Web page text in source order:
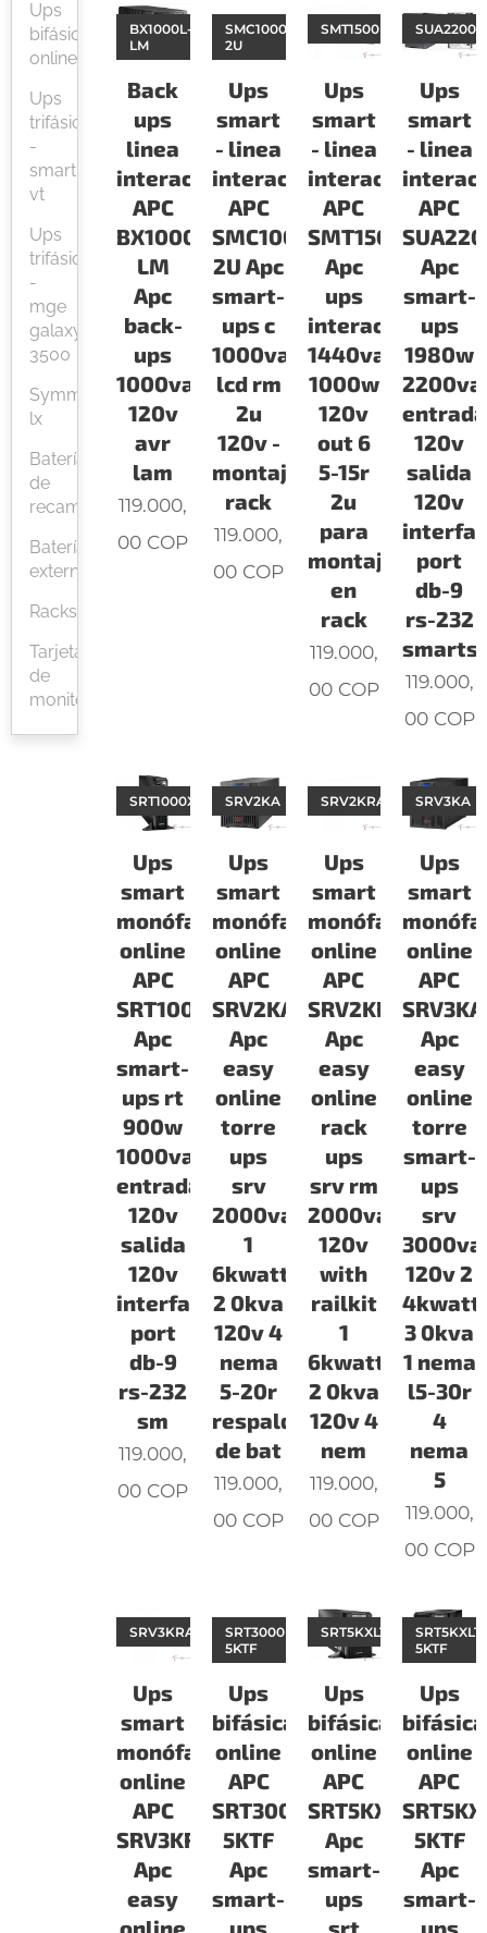
Ups
bifásicas
online
Ups
trifásicas
-
smart
vt
Ups
trifásicas
-
mge
galaxy
3500
Symmetra
lx
Baterías
de
recambio
Baterías
externas
Racks
Tarjetas
de
monitoreo
Back
ups
linea
interactiva
APC
BX1000L-
LM
Apc
back-
ups
1000va
120v
avr
lam
BX1000L-
LM
119.000,
00 COP
Ups
smart
- linea
interactiva
APC
SMC1000-
2U Apc
smart-
ups c
1000va
lcd rm
2u
120v -
montaje
rack
SMC1000-
2U
119.000,
00 COP
Ups
smart
- linea
interactiva
APC
SMT1500RM2U
Apc
ups
interactiva
1440va-
1000w
120v
out 6
5-15r
2u
para
montaje
en
rack
SMT1500RM2U
119.000,
00COP
Ups
smart
- linea
APC
Apc
smart-
ups
1980w
2200va
entrada
120v
salida
120v
port
db-9
rs-232
smarts
SUA2200
119.000,
00COP
Ups
smart
monófasicas
online
APC
SRT1000XLA
Apc
smart-
ups rt
900w
1000va
entrada
120v
salida
120v
interface
port
db-9
rs-232
sm
SRT1000XLA
119.000,
00 COP
Ups
smart
monófasicas
online
APC
SRV2KA
Apc
easy
online
torre
ups
srv
2000va
1
6kwatts
2 0kva
120v 4
nema
5-20r
respaldo
de bat
SRV2KA
119.000,
00 COP
Ups
smart
monófasicas
online
APC
SRV2KRARK
Apc
easy
online
rack
ups
srv rm
2000va
120v
with
railkit
1
6kwatts
2 0kva
120v 4
nem
SRV2KRARK
119.000,
00COP
Ups
smart
online
APC
SRV3KA
Apc
easy
online
torre
smart-
ups
srv
3000va
120v 2
3 0kva
1 nema
l5-30r
4
nema
5
SRV3KA
119.000,
00COP
Ups
smart
monófasicas
online
APC
SRV3KRARK
Apc
easy
online
SRV3KRARK
Ups
bifásicas
online
APC
SRT3000RMXLT-
5KTF
Apc
smart-
ups
SRT3000RMXLT-
5KTF
Ups
bifásicas
online
APC
SRT5KXLT
Apc
smart-
ups
srt
SRT5KXLT
Ups
online
APC
5KTF
Apc
smart-
ups
SRT5KXLT-
5KTF